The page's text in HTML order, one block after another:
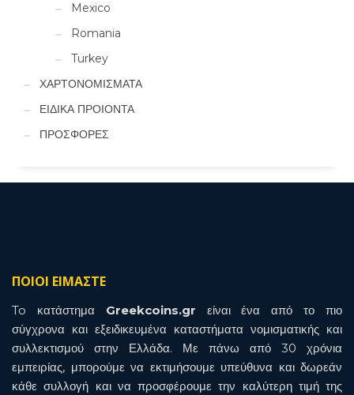
Mexico
Romania
Turkey
ΧΑΡΤΟΝΟΜΙΣΜΑΤΑ
ΕΙΔΙΚΑ ΠΡΟΙΟΝΤΑ
ΠΡΟΣΦΟΡΕΣ
ΠΟΙΟΙ ΕΙΜΑΣΤΕ
To κατάστημα Greekcoins.gr είναι ένα από το πιο
σύγχρονα και εξειδικευμένα καταστήματα νομισματικής και
συλλεκτισμού στην Ελλάδα. Με πάνω από 30 χρόνια
εμπειρίας, μπορούμε να εκτιμήσουμε υπεύθυνα και δωρεάν
κάθε συλλογή και να προσφέρουμε την καλύτερη τιμή της